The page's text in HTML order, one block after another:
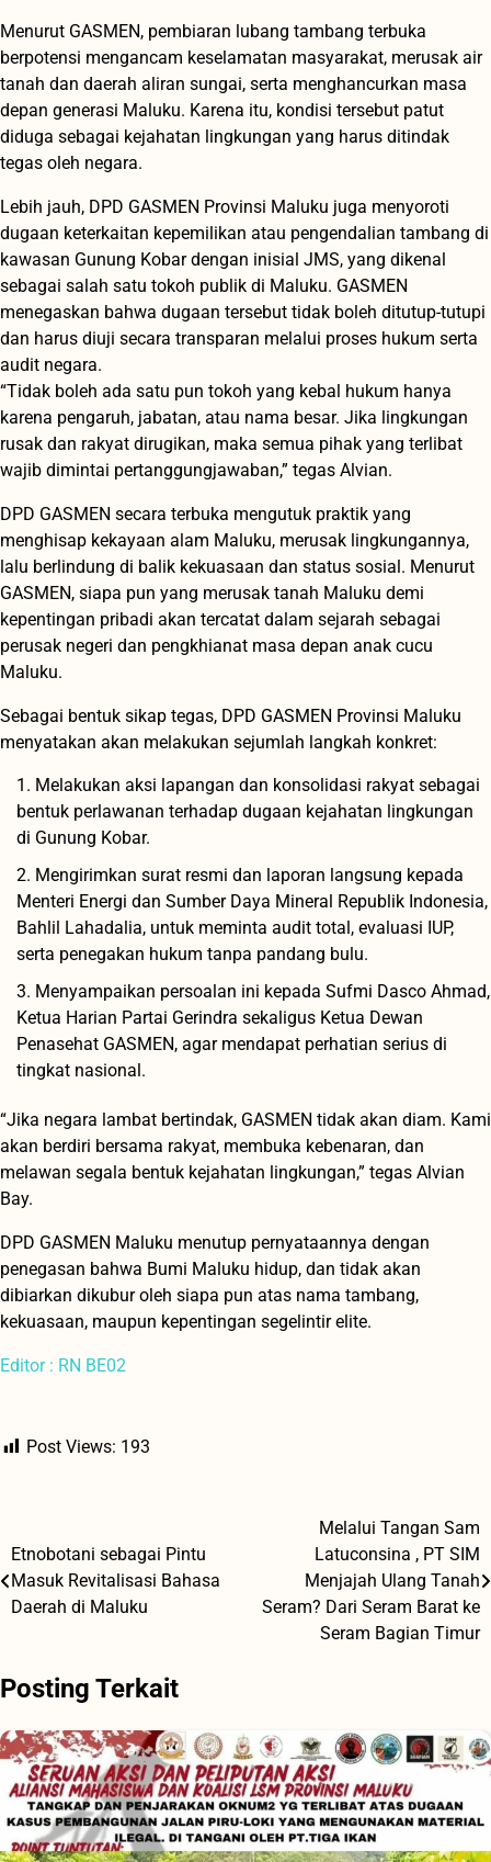
Menurut GASMEN, pembiaran lubang tambang terbuka
berpotensi mengancam keselamatan masyarakat, merusak air
tanah dan daerah aliran sungai, serta menghancurkan masa
depan generasi Maluku. Karena itu, kondisi tersebut patut
diduga sebagai kejahatan lingkungan yang harus ditindak
tegas oleh negara.
Lebih jauh, DPD GASMEN Provinsi Maluku juga menyoroti
dugaan keterkaitan kepemilikan atau pengendalian tambang di
kawasan Gunung Kobar dengan inisial JMS, yang dikenal
sebagai salah satu tokoh publik di Maluku. GASMEN
menegaskan bahwa dugaan tersebut tidak boleh ditutup-tutupi
dan harus diuji secara transparan melalui proses hukum serta
audit negara.
“Tidak boleh ada satu pun tokoh yang kebal hukum hanya
karena pengaruh, jabatan, atau nama besar. Jika lingkungan
rusak dan rakyat dirugikan, maka semua pihak yang terlibat
wajib dimintai pertanggungjawaban,” tegas Alvian.
DPD GASMEN secara terbuka mengutuk praktik yang
menghisap kekayaan alam Maluku, merusak lingkungannya,
lalu berlindung di balik kekuasaan dan status sosial. Menurut
GASMEN, siapa pun yang merusak tanah Maluku demi
kepentingan pribadi akan tercatat dalam sejarah sebagai
perusak negeri dan pengkhianat masa depan anak cucu
Maluku.
Sebagai bentuk sikap tegas, DPD GASMEN Provinsi Maluku
menyatakan akan melakukan sejumlah langkah konkret:
Melakukan aksi lapangan dan konsolidasi rakyat sebagai
bentuk perlawanan terhadap dugaan kejahatan lingkungan
di Gunung Kobar.
Mengirimkan surat resmi dan laporan langsung kepada
Menteri Energi dan Sumber Daya Mineral Republik Indonesia,
Bahlil Lahadalia, untuk meminta audit total, evaluasi IUP,
serta penegakan hukum tanpa pandang bulu.
Menyampaikan persoalan ini kepada Sufmi Dasco Ahmad,
Ketua Harian Partai Gerindra sekaligus Ketua Dewan
Penasehat GASMEN, agar mendapat perhatian serius di
tingkat nasional.
“Jika negara lambat bertindak, GASMEN tidak akan diam. Kami
akan berdiri bersama rakyat, membuka kebenaran, dan
melawan segala bentuk kejahatan lingkungan,” tegas Alvian
Bay.
DPD GASMEN Maluku menutup pernyataannya dengan
penegasan bahwa Bumi Maluku hidup, dan tidak akan
dibiarkan dikubur oleh siapa pun atas nama tambang,
kekuasaan, maupun kepentingan segelintir elite.
Editor : RN BE02
Post Views: 193
pos
Etnobotani sebagai Pintu
Masuk Revitalisasi Bahasa
Daerah di Maluku
Melalui Tangan Sam
Latuconsina , PT SIM
Menjajah Ulang Tanah
Seram? Dari Seram Barat ke
Seram Bagian Timur
Posting Terkait